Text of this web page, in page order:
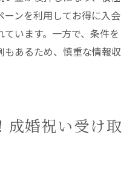
ンを利用してお得に入会
います。一方で、条件を
あるため、慎重な情報収
成婚祝い受け取